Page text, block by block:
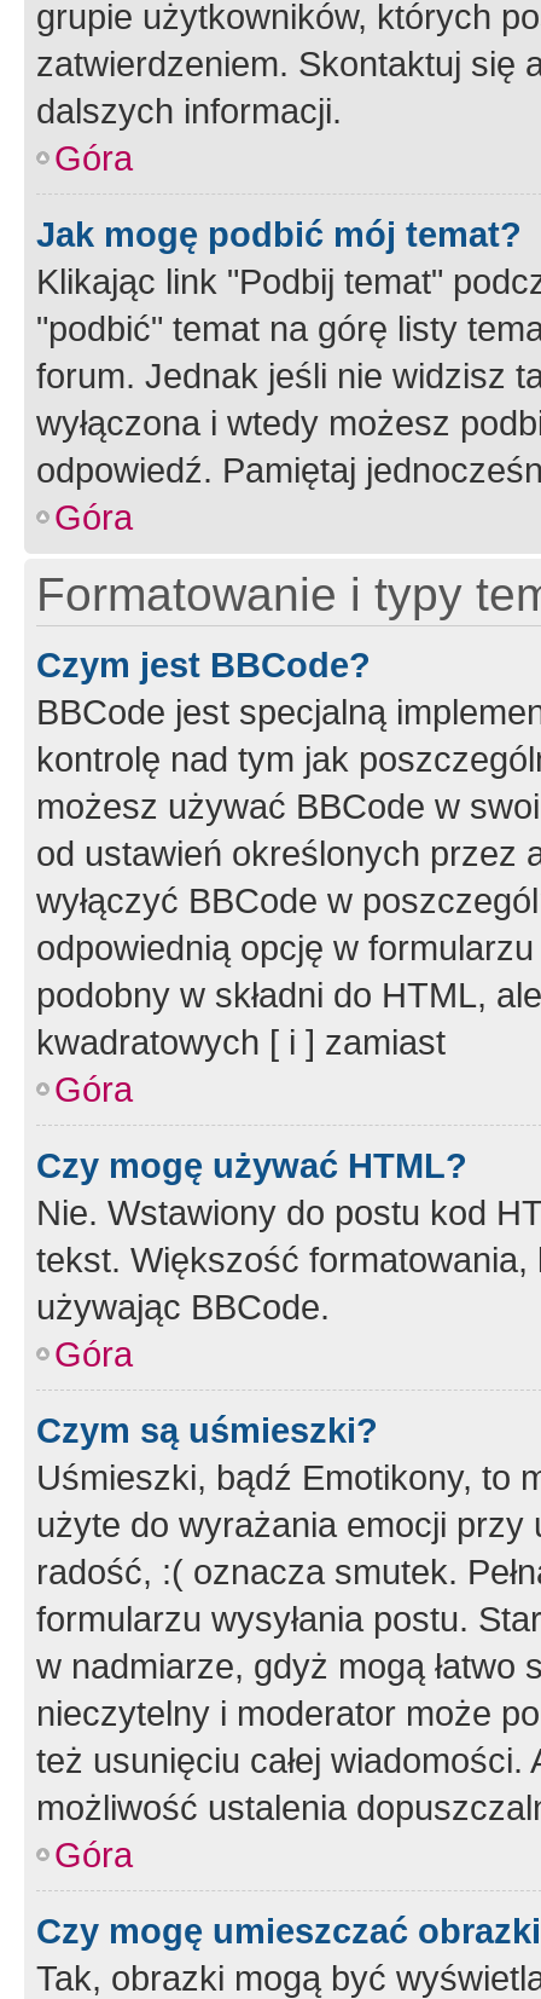
grupie użytkowników, których
zatwierdzeniem. Skontaktuj się
dalszych informacji.
Góra
Jak mogę podbić mój temat?
Klikając link "Podbij temat"
"podbić" temat na górę listy
forum. Jednak jeśli nie widzisz
wyłączona i wtedy możesz
odpowiedź. Pamiętaj
Góra
Formatowanie i typy
Czym jest BBCode?
BBCode jest specjalną
kontrolę nad tym jak
możesz używać BBCode w
od ustawień określonych przez
wyłączyć BBCode w
odpowiednią opcję w
podobny w składni do HTML,
kwadratowych [ i ] zamiast
Góra
Czy mogę używać HTML?
Nie. Wstawiony do postu kod
tekst. Większość
używając BBCode.
Góra
Czym są uśmieszki?
Uśmieszki, bądź Emotikony, to
użyte do wyrażania emocji
radość, :( oznacza smutek.
formularzu wysyłania postu.
w nadmiarze, gdyż mogą
nieczytelny i moderator może
też usunięciu całej
możliwość ustalenia
Góra
Czy mogę umieszczać
Tak, obrazki mogą być